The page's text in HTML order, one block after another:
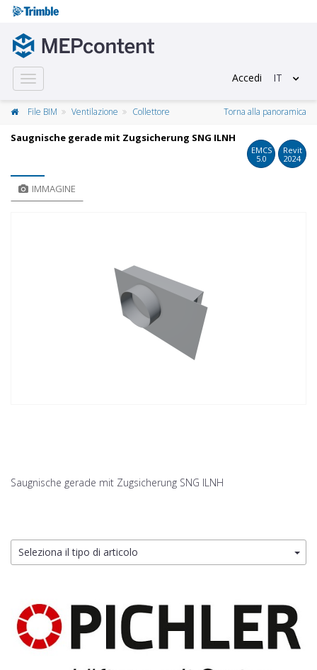
Toggle
navigation
Accedi IT
File BIM Ventilazione Collettore Torna alla panoramica
Saugnische gerade mit Zugsicherung SNG ILNH
EMCS
5.0
Revit
2024
IMMAGINE
Saugnische gerade mit Zugsicherung SNG ILNH
Seleziona il tipo di articolo